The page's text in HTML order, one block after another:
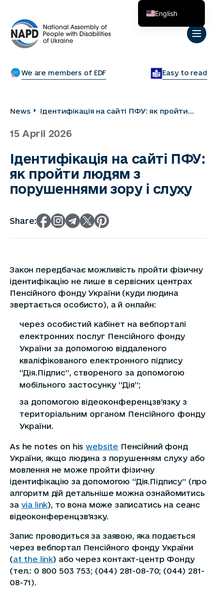
We are members of EDF Easy to read
News
Ідентифікація на сайті ПФУ: як пройти
15 April 2026
Ідентифікація на сайті ПФУ:
як пройти людям з
порушеннями зору і слуху
Share:
Закон передбачає можливість пройти фізичну
ідентифікацію не лише в сервісних центрах
Пенсійного фонду України (куди людина
звертається особисто), а й онлайн:
через особистий кабінет на вебпорталі
електронних послуг Пенсійного фонду
України за допомогою віддаленого
кваліфікованого електронного підпису
“Дія.Підпис”, створеного за допомогою
мобільного застосунку “Дія”;
за допомогою відеоконференцзв’язку з
територіальним органом Пенсійного фонду
України.
As he notes on hiswebsite Пенсійний фонд
України, якщо людина з порушенням слуху або
мовлення не може пройти фізичну
ідентифікацію за допомогою “Дія.Підпису” (про
алгоритм дій детальніше можна ознайомитись
за via link), то вона може записатись на сеанс
відеоконференцзв’язку.
Запис проводиться за заявою, яка подається
через вебпортал Пенсійного фонду України
(at the link) або через контакт-центр Фонду
(тел.: 0 800 503 753; (044) 281-08-70; (044) 281-
08-71).
English
Українська